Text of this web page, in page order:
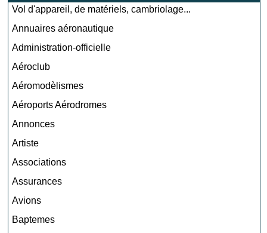
Vol d'appareil, de matériels, cambriolage...
Annuaires aéronautique
Administration-officielle
Aéroclub
Aéromodèlismes
Aéroports Aérodromes
Annonces
Artiste
Associations
Assurances
Avions
Baptemes